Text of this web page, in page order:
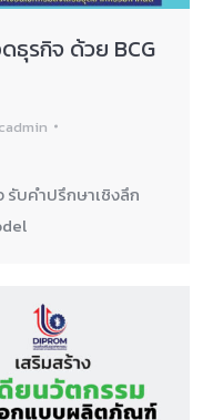
ธุรกิจ ด้วย BCG
รับคำปรึกษาเชิงลึก